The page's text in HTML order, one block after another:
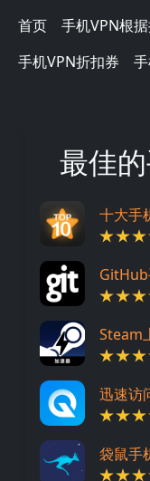
Main navigation
首页 手机VPN根
手机VPN折扣券
最佳
十大手
Steam
迅速访
袋鼠手